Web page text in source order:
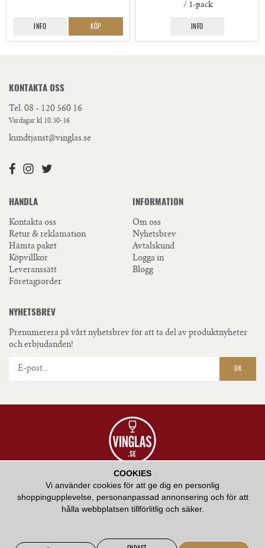
INFO KÖP
/ 1-pack
INFO
KONTAKTA OSS
Tel. 08 - 120 560 16
Vardagar kl 10.30-16
kundtjanst@vinglas.se
HANDLA
Kontakta oss
Retur & reklamation
Hämta paket
Köpvillkor
Leveranssätt
Företagsorder
INFORMATION
Om oss
Nyhetsbrev
Avtalskund
Logga in
Blogg
NYHETSBREV
Prenumerera på vårt nyhetsbrev för att ta del av produktnyheter
och erbjudanden!
OK
VÅR AMBITION ÄR ATT ERBJUDA HÖGKVALITATIV SERVICE OCH ATT BIDRA
MED VÅR KUNSKAP KRING HUR RÄTT GLAS KAN FÖRHÖJA EN
SMAKUPPLEVELSE.
COOKIES
Vi använder cookies för att ge dig en personlig
shoppingupplevelse, personanpassad annonsering och för att
hålla webbplatsen tillförlitlig och säker.